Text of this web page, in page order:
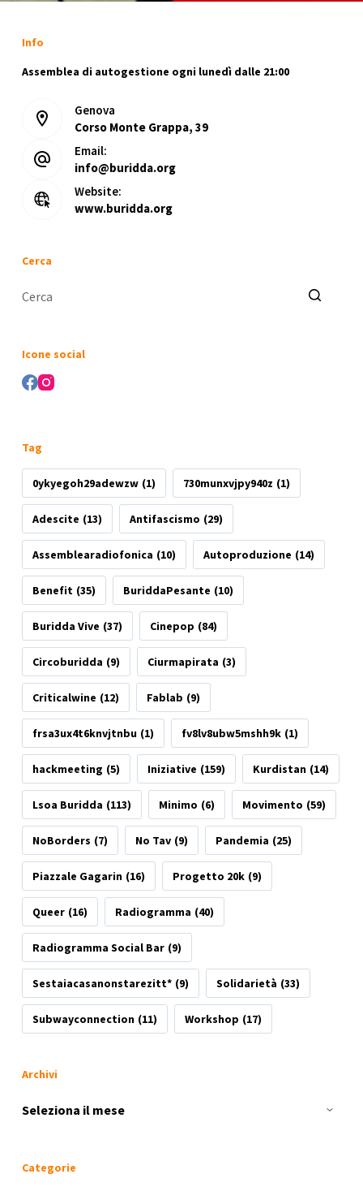
Info
Assemblea di autogestione ogni lunedì dalle 21:00
Genova
Corso Monte Grappa, 39
Email:
info@buridda.org
Website:
www.buridda.org
Cerca
Icone social
Tag
0ykyegoh29adewzw (1) 730munxvjpy940z (1)
Adescite (13) Antifascismo (29)
Assemblearadiofonica (10) Autoproduzione (14)
Benefit (35) BuriddaPesante (10)
Buridda Vive (37) Cinepop (84)
Circoburidda (9) Ciurmapirata (3)
Criticalwine (12) Fablab (9)
frsa3ux4t6knvjtnbu (1) fv8lv8ubw5mshh9k (1)
hackmeeting (5) Iniziative (159) Kurdistan (14)
Lsoa Buridda (113) Minimo (6) Movimento (59)
NoBorders (7) No Tav (9) Pandemia (25)
Piazzale Gagarin (16) Progetto 20k (9)
Queer (16) Radiogramma (40)
Radiogramma Social Bar (9)
Sestaiacasanonstarezitt* (9) Solidarietà (33)
Subwayconnection (11) Workshop (17)
Archivi
Archivi
Categorie